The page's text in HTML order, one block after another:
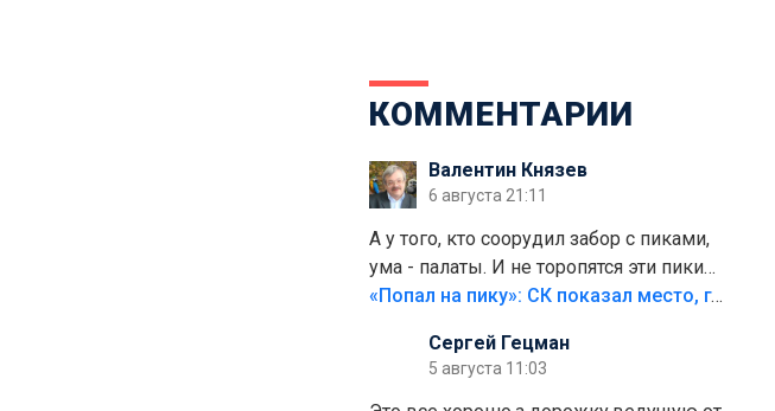
КОММЕНТАРИИ
Валентин Князев
6 августа 21:11
А у того, кто соорудил забор с пиками,
ума - палаты. И не торопятся эти пики
срезать
«Попал на пику»: СК показал место, где был смертельно травмирован ребенок в Тольятти
Сергей Гецман
5 августа 11:03